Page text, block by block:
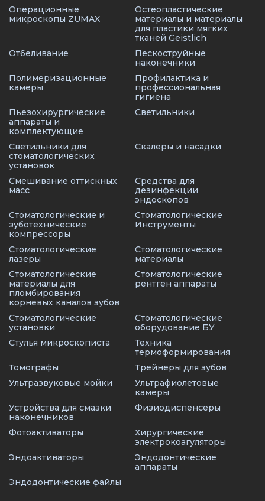
Операционные
микроскопы ZUMAX
Остеопластические
материалы и материалы
для пластики мягких
тканей Geistlich
Отбеливание
Пескоструйные
наконечники
Полимеризационные
камеры
Профилактика и
профессиональная
гигиена
Пьезохирургические
аппараты и
комплектующие
Светильники
Светильники для
стоматологических
установок
Скалеры и насадки
Смешивание оттискных
масс
Средства для
дезинфекции
эндоскопов
Стоматологические и
зуботехнические
компрессоры
Стоматологические
Инструменты
Стоматологические
лазеры
Стоматологические
материалы
Стоматологические
материалы для
пломбирования
корневых каналов зубов
Стоматологические
рентген аппараты
Стоматологические
установки
Стоматологические
оборудование БУ
Стулья микроскописта
Техника
термоформирования
Томографы
Трейнеры для зубов
Ультразвуковые мойки
Ультрафиолетовые
камеры
Устройства для смазки
наконечников
Физиодиспенсеры
Фотоактиваторы
Хирургические
электрокоагуляторы
Эндоактиваторы
Эндодонтические
аппараты
Эндодонтические файлы